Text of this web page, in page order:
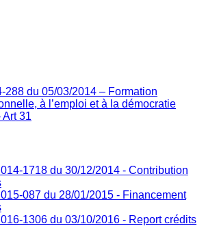
288 du 05/03/2014 – Formation
à l’emploi et à la démocratie
31
1718 du 30/12/2014 - Contribution
087 du 28/01/2015 - Financement
1306 du 03/10/2016 - Report crédits